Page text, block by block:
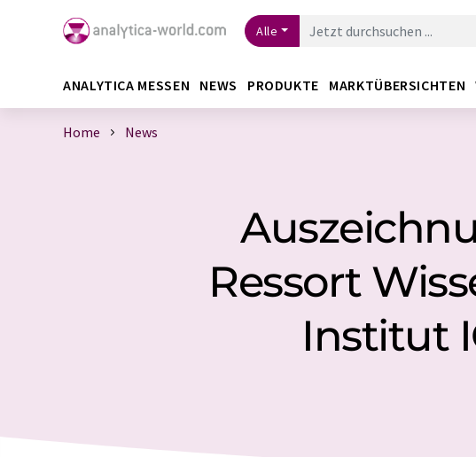
Alle
ANALYTICA MESSEN NEWS PRODUKTE MARKTÜBERSICHTEN
Home News
Ressort
Institut